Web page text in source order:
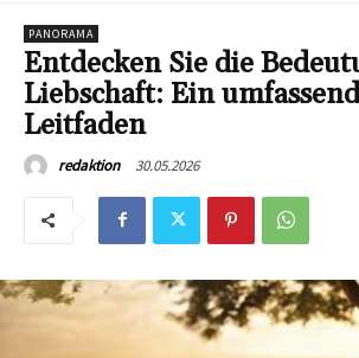
PANORAMA
Entdecken Sie die
Liebschaft: Ein
Leitfaden
redaktion 30.05.2026